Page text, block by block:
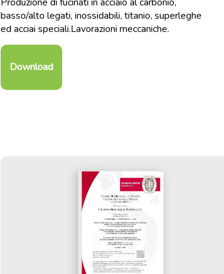
basso/alto legati, inossidabili, titanio, superleghe
ed acciai speciali.Lavorazioni meccaniche.
Download